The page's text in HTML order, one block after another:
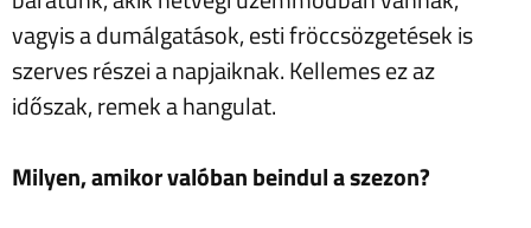
vagyis a dumálgatások, esti fröccsözgetések is
szerves részei a napjaiknak. Kellemes ez az
időszak, remek a hangulat.
Milyen, amikor valóban beindul a szezon?